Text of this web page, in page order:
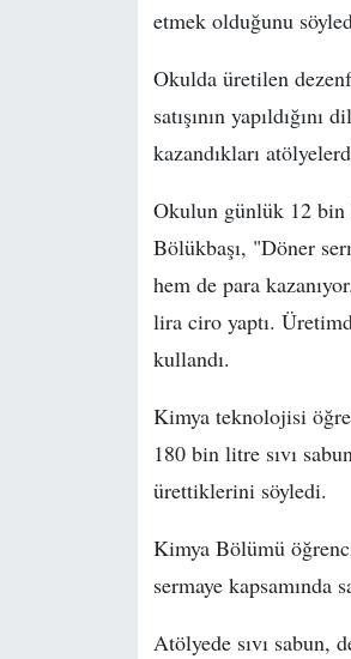
etmek olduğunu
Okulda üretilen
satışının
kazandıkları
Okulun günlük 12 bin
Bölükbaşı, "Döner
hem de para
lira ciro yaptı.
kullandı.
Kimya teknolojisi
180 bin litre sıvı
ürettiklerini söyledi.
Kimya Bölümü
sermaye kapsamında
Atölyede sıvı